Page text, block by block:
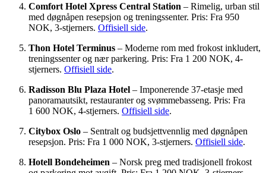
Comfort Hotel Xpress Central Station – Rimelig, urban stil
med døgnåpen resepsjon og treningssenter. Pris: Fra 950
NOK, 3-stjerners. Offisiell side.
Thon Hotel Terminus – Moderne rom med frokost inkludert,
treningssenter og nær parkering. Pris: Fra 1 200 NOK, 4-
stjerners. Offisiell side.
Radisson Blu Plaza Hotel – Imponerende 37-etasje med
panoramautsikt, restauranter og svømmebasseng. Pris: Fra
1 600 NOK, 4-stjerners. Offisiell side.
Citybox Oslo – Sentralt og budsjettvennlig med døgnåpen
resepsjon. Pris: Fra 1 000 NOK, 3-stjerners. Offisiell side.
Hotell Bondeheimen – Norsk preg med tradisjonell frokost